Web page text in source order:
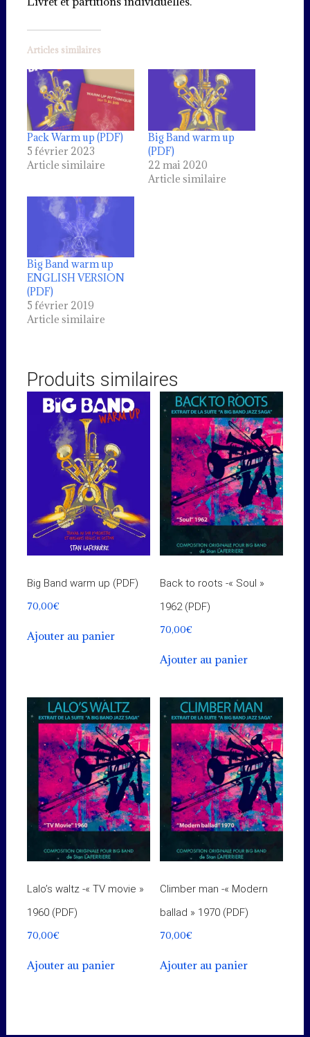
Articles similaires
Pack Warm up (PDF)
5 février 2023
Article similaire
Big Band warm up
(PDF)
22 mai 2020
Article similaire
Big Band warm up
ENGLISH VERSION
(PDF)
5 février 2019
Article similaire
Produits similaires
Big Band warm up (PDF)
70,00€
Ajouter au panier
Back to roots -« Soul »
1962 (PDF)
70,00€
Ajouter au panier
Lalo’s waltz -« TV movie »
1960 (PDF)
70,00€
Ajouter au panier
Climber man -« Modern
ballad » 1970 (PDF)
70,00€
Ajouter au panier